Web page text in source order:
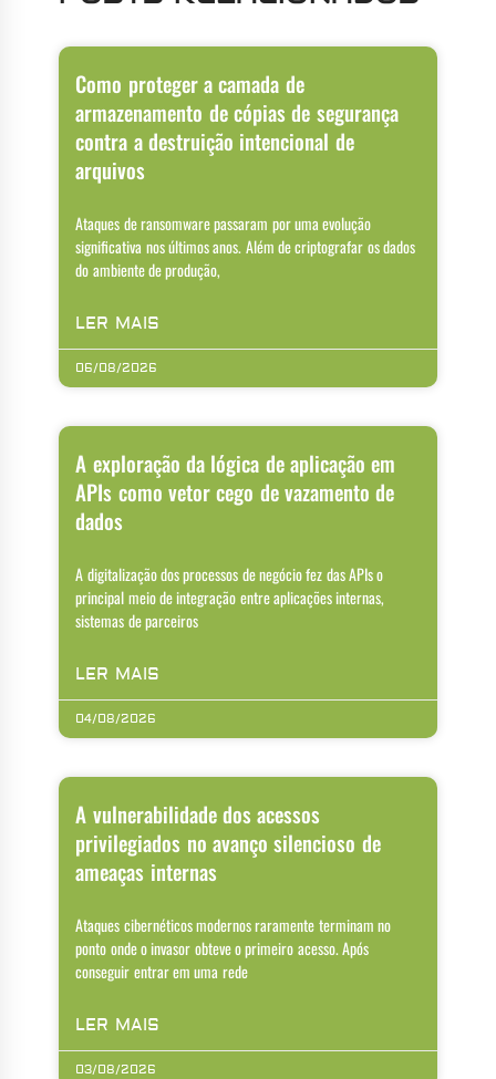
Como proteger a camada de
armazenamento de cópias de segurança
contra a destruição intencional de
arquivos
Ataques de ransomware passaram por uma evolução
significativa nos últimos anos. Além de criptografar os dados
do ambiente de produção,
LER MAIS
06/08/2026
A exploração da lógica de aplicação em
APIs como vetor cego de vazamento de
dados
A digitalização dos processos de negócio fez das APIs o
principal meio de integração entre aplicações internas,
sistemas de parceiros
LER MAIS
04/08/2026
A vulnerabilidade dos acessos
privilegiados no avanço silencioso de
ameaças internas
Ataques cibernéticos modernos raramente terminam no
ponto onde o invasor obteve o primeiro acesso. Após
conseguir entrar em uma rede
LER MAIS
03/08/2026